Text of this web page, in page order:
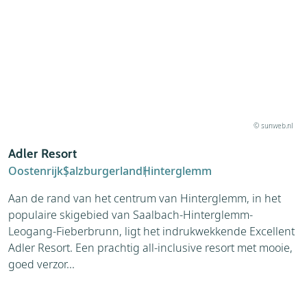
© sunweb.nl
Adler Resort
OostenrijkSalzburgerlandHinterglemm
Aan de rand van het centrum van Hinterglemm, in het
populaire skigebied van Saalbach-Hinterglemm-
Leogang-Fieberbrunn, ligt het indrukwekkende Excellent
Adler Resort. Een prachtig all-inclusive resort met mooie,
goed verzor...